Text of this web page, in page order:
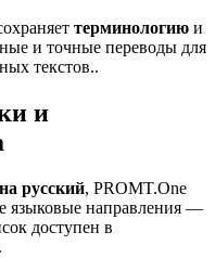
терминологию и
и точные переводы для
текстов..
и
русский, PROMT.One
языковые направления —
доступен в